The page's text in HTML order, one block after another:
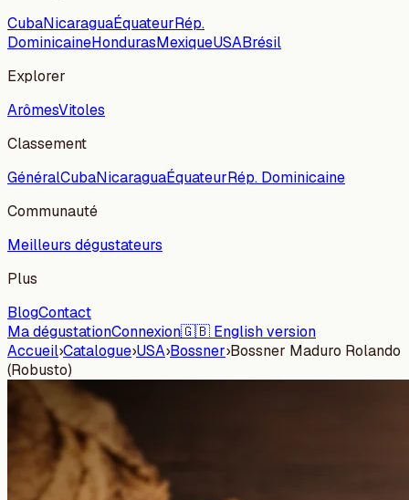
CubaNicaraguaÉquateurRép.
DominicaineHondurasMexiqueUSABrésil
Explorer
ArômesVitoles
Classement
GénéralCubaNicaraguaÉquateurRép. Dominicaine
Communauté
Meilleurs dégustateurs
Plus
BlogContact
Ma dégustationConnexion🇬🇧 English version
Accueil›Catalogue›USA›Bossner›Bossner Maduro Rolando
(Robusto)